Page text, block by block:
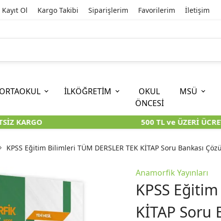
Kayıt Ol Kargo Takibi Siparişlerim Favorilerim İletişim
11. SINIF
KARA KUTU KİTAPLARI
TYT
KARA
EĞİTİM BİLİMLERİ
KARA KUTU KİTAPLARI
LİSANS
KARA
ORTAOKUL
6. SINIF (İOKBS)
KARA KUTU KİTAPLARI
İLKÖĞRETİM
OKUL
ÖNCESİ
MSÜ
KARGO 500 TL ve ÜZERİ
KPSS Eğitim Bilimleri TÜM DERSLER TEK KİTAP Soru Bankası
Anamorfik Yayınları
KPSS
KİTAP Soru